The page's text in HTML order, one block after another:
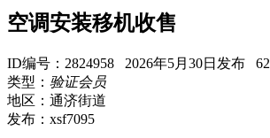
空调安装移机收售
ID编号：2824958 2026年5月30日发布
类型： 验证会员
地区：通济街道
发布：xsf7095